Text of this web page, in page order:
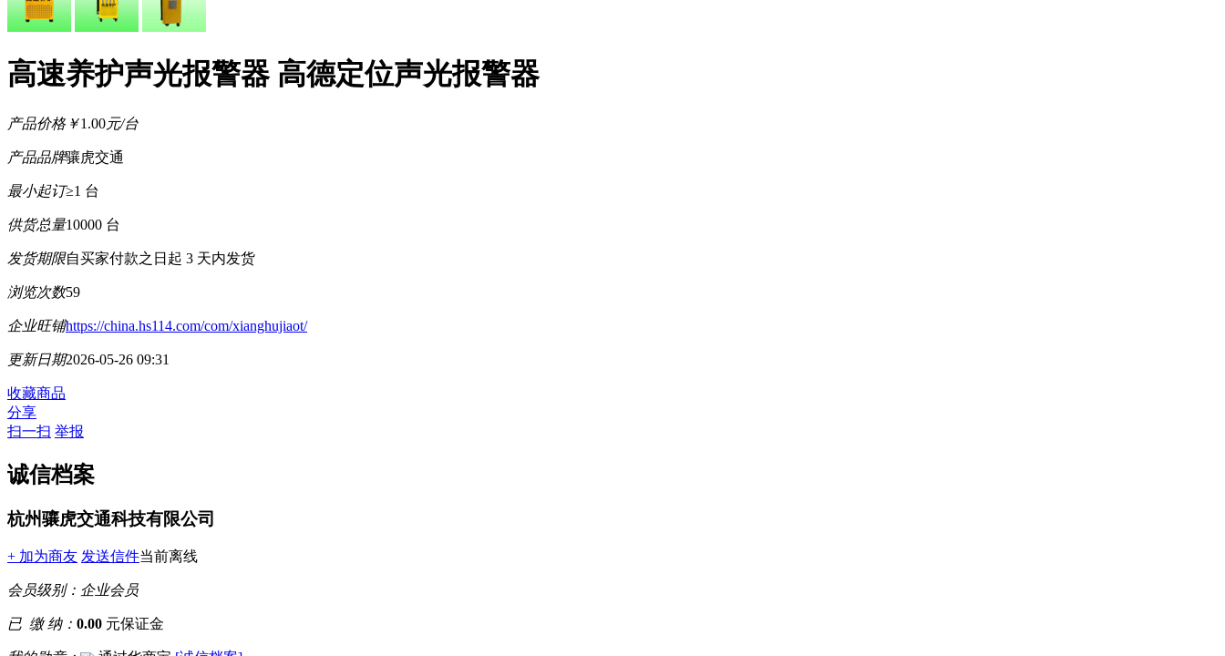
高速养护声光报警器 高德定位声光报警器
产品价格￥1.00元/台
产品品牌骧虎交通
最小起订≥1 台
供货总量10000 台
发货期限自买家付款之日起 3 天内发货
浏览次数59
企业旺铺https://china.hs114.com/com/xianghujiaot/
更新日期2026-05-26 09:31
收藏商品
分享
扫一扫 举报
诚信档案
杭州骧虎交通科技有限公司
+ 加为商友 发送信件当前离线
会员级别： 企业会员
已 缴 纳： 0.00 元保证金